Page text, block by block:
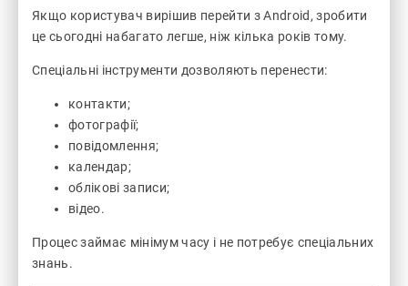
Якщо користувач вирішив перейти з Android, зробити
це сьогодні набагато легше, ніж кілька років тому.
Спеціальні інструменти дозволяють перенести:
контакти;
фотографії;
повідомлення;
календар;
облікові записи;
відео.
Процес займає мінімум часу і не потребує спеціальних
знань.